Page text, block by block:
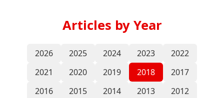
Articles by Year
2026 2025 2024 2023
2022
2021
2020 2019 2018
2017
2016
2015 2014 2013
2012